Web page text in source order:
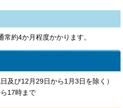
約4か月程度かかります。
及び12月29日から1月3日を除く）
17時まで